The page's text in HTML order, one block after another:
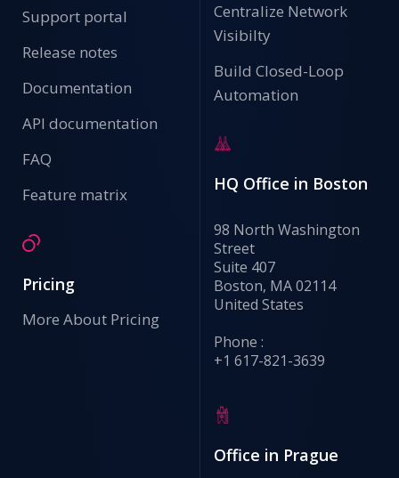
Support portal
Release notes
Documentation
API documentation
FAQ
Feature matrix
Pricing
More About Pricing
Centralize Network
Visibilty
Build Closed-Loop
Automation
HQ Office in Boston
98 North Washington
Street
Suite 407
Boston, MA 02114
United States
Phone :
+1 617-821-3639
Office in Prague